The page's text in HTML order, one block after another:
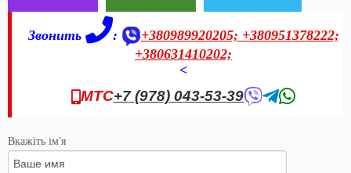
Звонить : +380989920205; +380951378222;
+380631410202;
<
МТС+7 (978) 043-53-39
Вкажіть ім'я